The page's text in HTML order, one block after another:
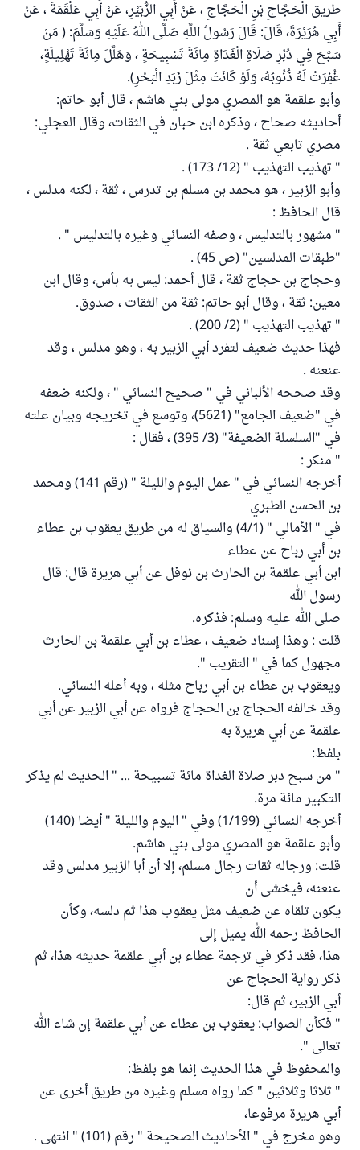
طريق الْحَجَّاجِ بْنِ الْحَجَّاجِ ، عَنْ أَبِي الزُّبَيْرِ، عَنْ أَبِي عَلْقَمَةَ ، عَنْ
أَبِي هُرَيْرَةَ، قَالَ: قَالَ رَسُولُ اللَّهِ صَلَّى اللهُ عَلَيْهِ وَسَلَّمَ: ( مَنْ
سَبَّحَ فِي دُبُرِ صَلَاةِ الْغَدَاةِ مِائَةَ تَسْبِيحَةٍ ، وَهَلَّلَ مِائَةَ تَهْلِيلَةٍ،
غُفِرَتْ لَهُ ذُنُوبُهُ، وَلَوْ كَانَتْ مِثْلَ زَبَدِ الْبَحْرِ).
وأبو علقمة هو المصري مولى بني هاشم ، قال أبو حاتم:
أحاديثه صحاح ، وذكره ابن حبان في الثقات، وقال العجلي:
مصري تابعي ثقة .
" تهذيب التهذيب " (12/ 173) .
وأبو الزبير ، هو محمد بن مسلم بن تدرس ، ثقة ، لكنه مدلس ،
قال الحافظ :
" مشهور بالتدليس ، وصفه النسائي وغيره بالتدليس " .
"طبقات المدلسين" (ص 45) .
وحجاج بن حجاج ثقة ، قال أحمد: ليس به بأس، وقال ابن
معين: ثقة ، وقال أبو حاتم: ثقة من الثقات ، صدوق.
" تهذيب التهذيب " (2/ 200) .
فهذا حديث ضعيف لتفرد أبي الزبير به ، وهو مدلس ، وقد
عنعنه .
وقد صححه الألباني في " صحيح النسائي " ، ولكنه ضعفه
في "ضعيف الجامع" (5621)، وتوسع في تخريجه وبيان علته
في "السلسلة الضعيفة" (3/ 395) ، فقال :
" منكر :
أخرجه النسائي في " عمل اليوم والليلة " (رقم 141) ومحمد
بن الحسن الطبري
في " الأمالي " (4/1) والسياق له من طريق يعقوب بن عطاء
بن أبي رباح عن عطاء
ابن أبي علقمة بن الحارث بن نوفل عن أبي هريرة قال: قال
رسول الله
صلى الله عليه وسلم: فذكره.
قلت : وهذا إسناد ضعيف ، عطاء بن أبي علقمة بن الحارث
مجهول كما في " التقريب ".
ويعقوب بن عطاء بن أبي رباح مثله ، وبه أعله النسائي.
وقد خالفه الحجاج بن الحجاج فرواه عن أبي الزبير عن أبي
علقمة عن أبي هريرة به
بلفظ:
" من سبح دبر صلاة الغداة مائة تسبيحة ... " الحديث لم يذكر
التكبير مائة مرة.
أخرجه النسائي (1/199) وفي " اليوم والليلة " أيضا (140)
وأبو علقمة هو المصري مولى بني هاشم.
قلت: ورجاله ثقات رجال مسلم، إلا أن أبا الزبير مدلس وقد
عنعنه، فيخشى أن
يكون تلقاه عن ضعيف مثل يعقوب هذا ثم دلسه، وكأن
الحافظ رحمه الله يميل إلى
هذا، فقد ذكر في ترجمة عطاء بن أبي علقمة حديثه هذا، ثم
ذكر رواية الحجاج عن
أبي الزبير، ثم قال:
" فكأن الصواب: يعقوب بن عطاء عن أبي علقمة إن شاء الله
تعالى ".
والمحفوظ في هذا الحديث إنما هو بلفظ:
" ثلاثا وثلاثين " كما رواه مسلم وغيره من طريق أخرى عن
أبي هريرة مرفوعا،
وهو مخرج في " الأحاديث الصحيحة " رقم (101) " انتهى .